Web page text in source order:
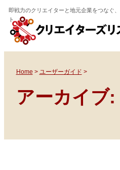
Skip
content
クリエイター
即戦力のクリエイターと地元企業をつなぐ
ト
Home > ユーザーガイド >
アーカイブ: